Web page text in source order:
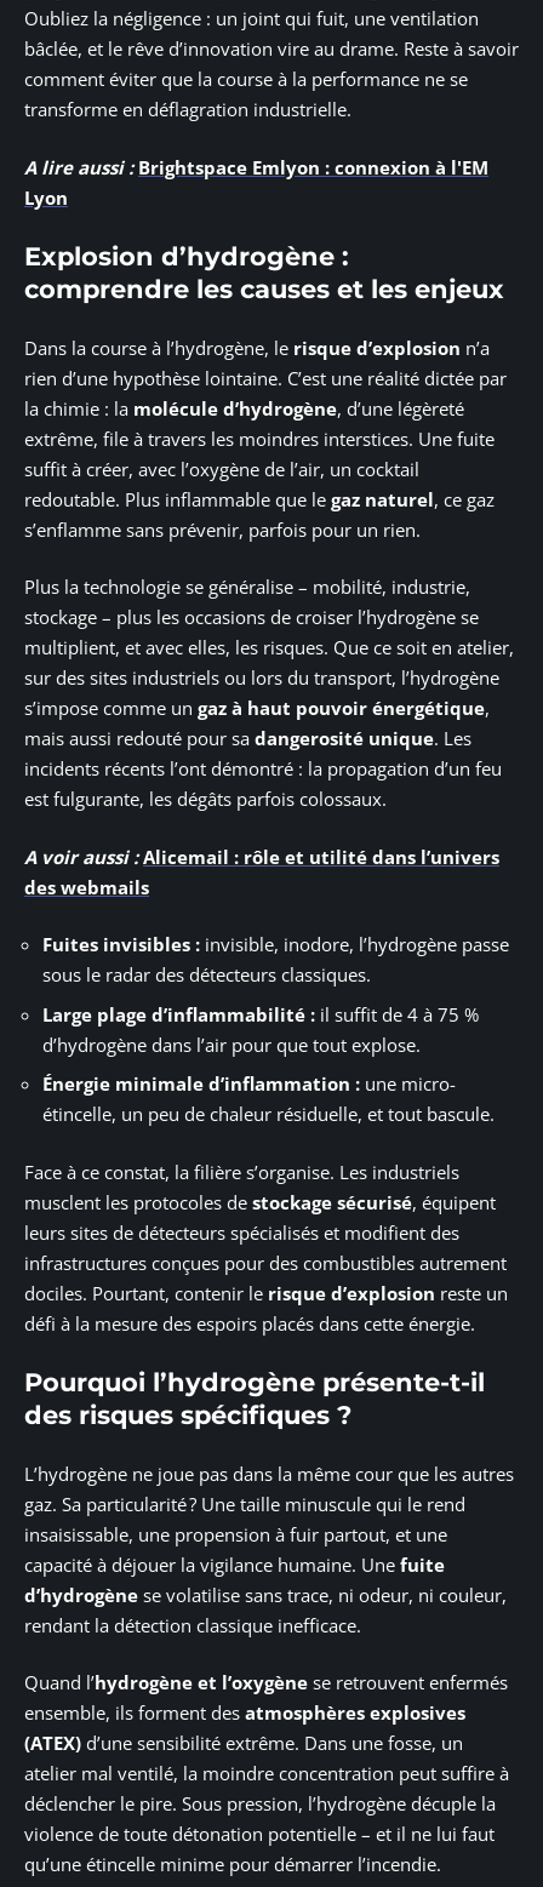
Oubliez la négligence : un joint qui fuit, une ventilation
bâclée, et le rêve d’innovation vire au drame. Reste à savoir
comment éviter que la course à la performance ne se
transforme en déflagration industrielle.
A lire aussi : Brightspace Emlyon : connexion à l'EM
Lyon
Explosion d’hydrogène :
comprendre les causes et les enjeux
Dans la course à l’hydrogène, le risque d’explosion n’a
rien d’une hypothèse lointaine. C’est une réalité dictée par
la chimie : la molécule d’hydrogène, d’une légèreté
extrême, file à travers les moindres interstices. Une fuite
suffit à créer, avec l’oxygène de l’air, un cocktail
redoutable. Plus inflammable que le gaz naturel, ce gaz
s’enflamme sans prévenir, parfois pour un rien.
Plus la technologie se généralise – mobilité, industrie,
stockage – plus les occasions de croiser l’hydrogène se
multiplient, et avec elles, les risques. Que ce soit en atelier,
sur des sites industriels ou lors du transport, l’hydrogène
s’impose comme un gaz à haut pouvoir énergétique,
mais aussi redouté pour sa dangerosité unique. Les
incidents récents l’ont démontré : la propagation d’un feu
est fulgurante, les dégâts parfois colossaux.
A voir aussi : Alicemail : rôle et utilité dans l’univers
des webmails
Fuites invisibles : invisible, inodore, l’hydrogène passe
sous le radar des détecteurs classiques.
Large plage d’inflammabilité : il suffit de 4 à 75 %
d’hydrogène dans l’air pour que tout explose.
Énergie minimale d’inflammation : une micro-
étincelle, un peu de chaleur résiduelle, et tout bascule.
Face à ce constat, la filière s’organise. Les industriels
musclent les protocoles de stockage sécurisé, équipent
leurs sites de détecteurs spécialisés et modifient des
infrastructures conçues pour des combustibles autrement
dociles. Pourtant, contenir le risque d’explosion reste un
défi à la mesure des espoirs placés dans cette énergie.
Pourquoi l’hydrogène présente-t-il
des risques spécifiques ?
L’hydrogène ne joue pas dans la même cour que les autres
gaz. Sa particularité ? Une taille minuscule qui le rend
insaisissable, une propension à fuir partout, et une
capacité à déjouer la vigilance humaine. Une fuite
d’hydrogène se volatilise sans trace, ni odeur, ni couleur,
rendant la détection classique inefficace.
Quand l’hydrogène et l’oxygène se retrouvent enfermés
ensemble, ils forment des atmosphères explosives
(ATEX) d’une sensibilité extrême. Dans une fosse, un
atelier mal ventilé, la moindre concentration peut suffire à
déclencher le pire. Sous pression, l’hydrogène décuple la
violence de toute détonation potentielle – et il ne lui faut
qu’une étincelle minime pour démarrer l’incendie.